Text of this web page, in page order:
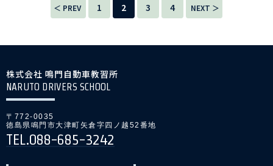
＜ PREV 1 2 3 4 NEXT ＞
株式会社 鳴門自動車教習所
NARUTO DRIVERS SCHOOL
〒772-0035
徳島県鳴門市大津町矢倉字四ノ越52番地
TEL.088-685-3242